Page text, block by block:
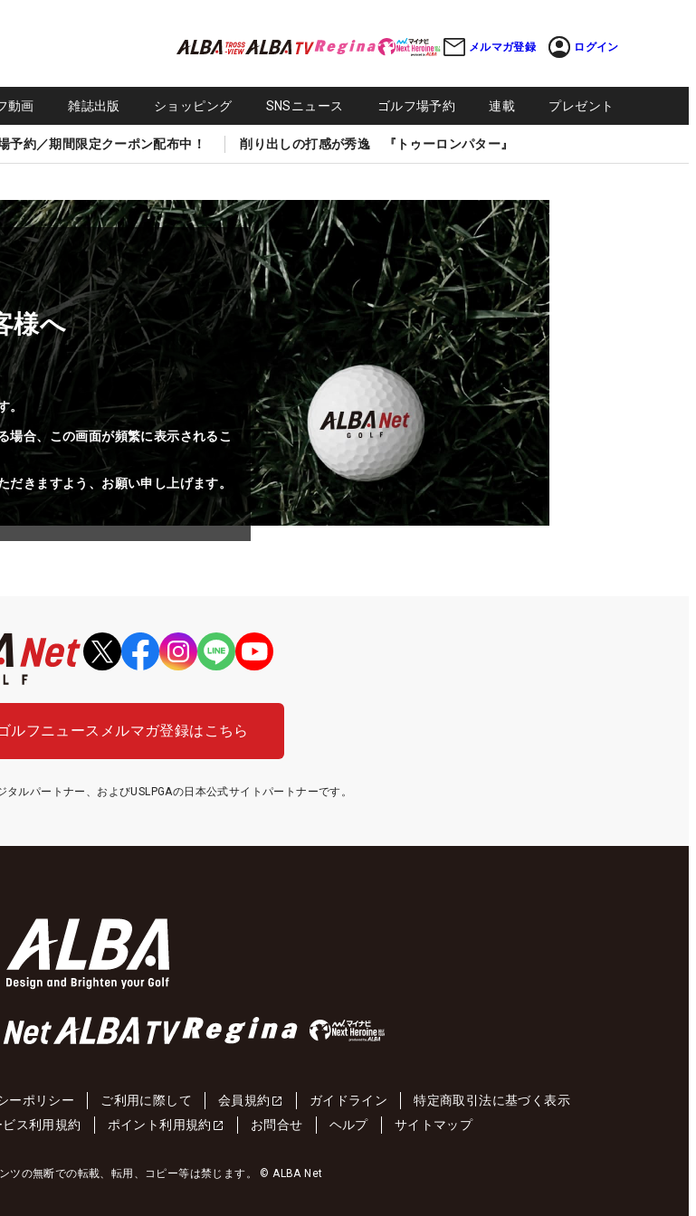
メルマガ登録 ログイン
動画 雑誌出版 ショッピング SNSニュース ゴルフ場予約 連載 プレゼント
予約／期間限定クーポン配布中！ 削り出しの打感が秀逸 『トゥーロンパター』
様へ
。
場合、この画面が頻繁に表示されるこ
きますよう、お願い申し上げます。
ルフニュース メルマガ登録はこちら
ルパートナー、およびUSLPGAの日本公式サイトパートナーです。
ーポリシー ご利用に際して 会員規約 ガイドライン
特定商取引法に基づく表示
ス利用規約 ポイント利用規約 お問合せ ヘルプ サイトマップ
ツの無断での転載、転用、コピー等は禁じます。 © ALBA Net